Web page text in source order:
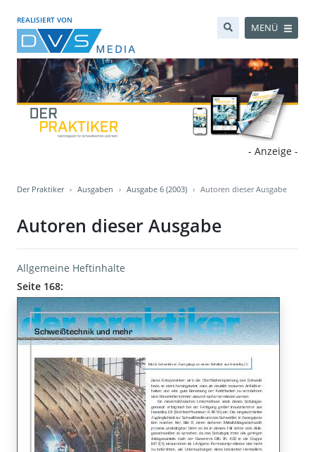
REALISIERT VON
MENÜ
- Anzeige -
Der Praktiker Ausgaben Ausgabe 6 (2003) Autoren dieser Ausgabe
Autoren dieser Ausgabe
Allgemeine Heftinhalte
Seite 168: